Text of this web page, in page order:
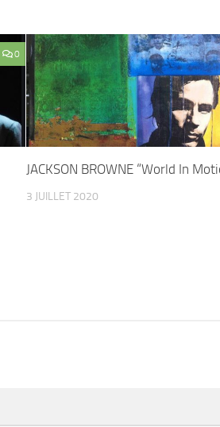
0
JACKSON BROWNE “World In
3 JUILLET 2020